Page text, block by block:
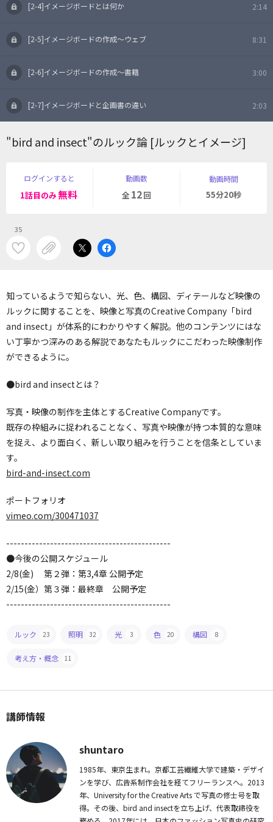
[2-4]イメージボードとは何か 2:14
[2-5]イメージボードの作成～ウェブ 8:31
[2-6]イメージボードの作成～書籍 3:00
[2-7]イメージボードと企画書の違い 2:03
"bird and insect"のルック論 [ルックとイメージ]
ログインすると
1話目のみ無料
動画数
全12回
動画時間
55分20秒
35
知っているようで知らない、光、色、構図、ディテールなど映像の
ルックに関することを、映像と写真のCreative Company「bird
and insect」が体系的にわかりやすく解説。他のコンテンツにはな
い丁寧かつ深みのある解説であなたもルックにこだわった映像制作
ができるように。
●bird and insectとは？
写真・映像の制作を主体とするCreative Companyです。
既存の枠組みに捉われることなく、写真や映像が持つ本質的な意味
を捉え、より面白く、新しい取り組みを行うことを信条としていま
す。
bird-and-insect.com
ポートフォリオ
vimeo.com/300471037
---------------------------------------------
●今後の公開スケジュール
2/8(金) 第２弾：第3,4章 公開予定
2/15(金）第３弾：最終章 公開予定
---------------------------------------------
ルック 23 照明 32 光 3 色 20 構図 8
考え方・概念 11
講師情報
shuntaro
1985年、東京生まれ。京都工芸繊維大学で建築・デザイ
ンを学び、広告系制作会社を経てフリーランスへ。2013
年、University for the Creative Arts で写真の修士号を取
得。その後、bird and insectを立ち上げ、代表取締役を